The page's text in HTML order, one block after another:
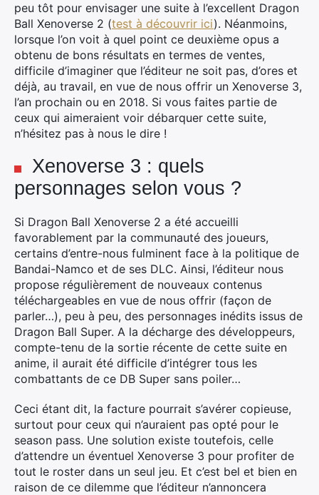
peu tôt pour envisager une suite à l’excellent Dragon
Ball Xenoverse 2 (test à découvrir ici). Néanmoins,
lorsque l’on voit à quel point ce deuxième opus a
obtenu de bons résultats en termes de ventes,
difficile d’imaginer que l’éditeur ne soit pas, d’ores et
déjà, au travail, en vue de nous offrir un Xenoverse 3,
l’an prochain ou en 2018. Si vous faites partie de
ceux qui aimeraient voir débarquer cette suite,
n’hésitez pas à nous le dire !
Xenoverse 3 : quels
personnages selon vous ?
Si Dragon Ball Xenoverse 2 a été accueilli
favorablement par la communauté des joueurs,
certains d’entre-nous fulminent face à la politique de
Bandai-Namco et de ses DLC. Ainsi, l’éditeur nous
propose régulièrement de nouveaux contenus
téléchargeables en vue de nous offrir (façon de
parler…), peu à peu, des personnages inédits issus de
Dragon Ball Super. A la décharge des développeurs,
compte-tenu de la sortie récente de cette suite en
anime, il aurait été difficile d’intégrer tous les
combattants de ce DB Super sans poiler…
Ceci étant dit, la facture pourrait s’avérer copieuse,
surtout pour ceux qui n’auraient pas opté pour le
season pass. Une solution existe toutefois, celle
d’attendre un éventuel Xenoverse 3 pour profiter de
tout le roster dans un seul jeu. Et c’est bel et bien en
raison de ce dilemme que l’éditeur n’annoncera